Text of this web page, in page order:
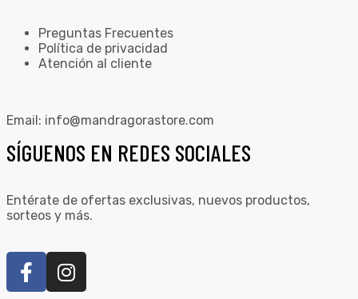
Preguntas Frecuentes
Política de privacidad
Atención al cliente
Email: info@mandragorastore.com
SÍGUENOS EN REDES SOCIALES
Entérate de ofertas exclusivas, nuevos productos,
sorteos y más.